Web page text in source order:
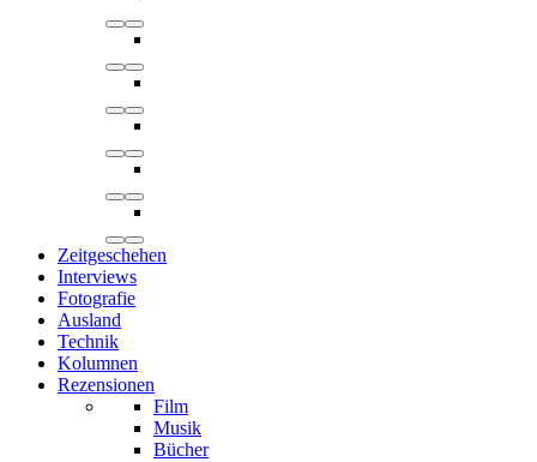
Zeitgeschehen
Interviews
Fotografie
Ausland
Technik
Kolumnen
Rezensionen
Film
Musik
Bücher